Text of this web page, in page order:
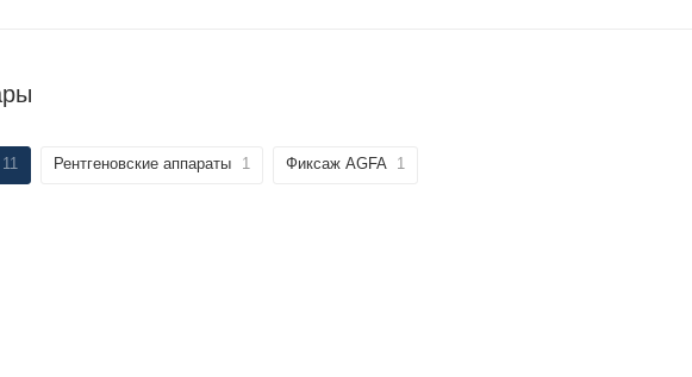
11 Рентгеновские аппараты 1 Фиксаж AGFA 1